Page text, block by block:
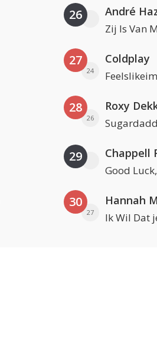
26 André
Zij Is Van
27
24
Coldplay
28
26
Roxy
29 Chappell
Good
30
27
Hannah
Ik Wil Dat